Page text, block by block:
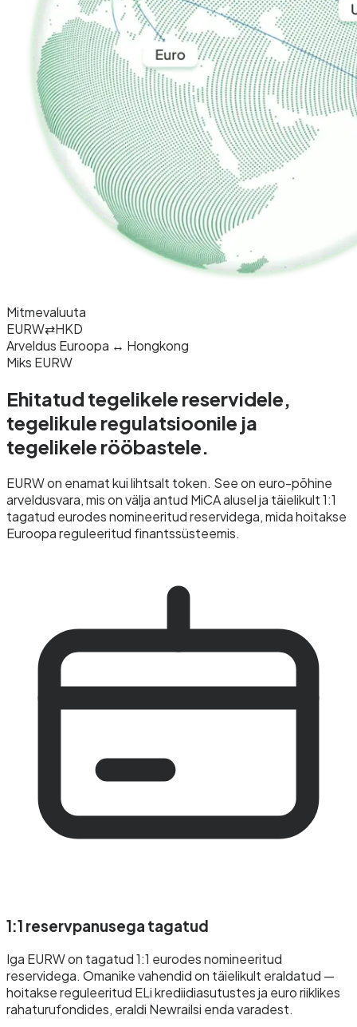
Mitmevaluuta
EURW⇄HKD
Arveldus Euroopa ↔ Hongkong
Miks EURW
Ehitatud tegelikele reservidele,
tegelikule regulatsioonile ja
tegelikele rööbastele.
EURW on enamat kui lihtsalt token. See on euro-põhine
arveldusvara, mis on välja antud MiCA alusel ja täielikult 1:1
tagatud eurodes nomineeritud reservidega, mida hoitakse
Euroopa reguleeritud finantssüsteemis.
1:1 reservpanusega tagatud
Iga EURW on tagatud 1:1 eurodes nomineeritud
reservidega. Omanike vahendid on täielikult eraldatud —
hoitakse reguleeritud ELi krediidiasutustes ja euro riiklikes
rahaturufondides, eraldi Newrailsi enda varadest.